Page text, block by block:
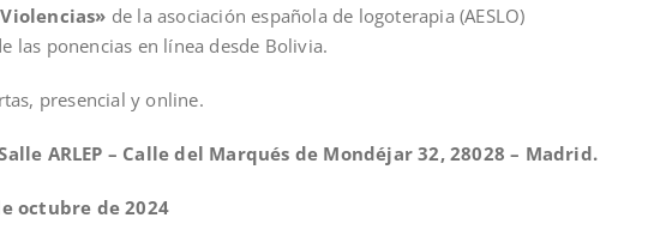
de la asociación española de logoterapia (AESLO)
las ponencias en línea desde Bolivia.
presencial y online.
ARLEP – Calle del Marqués de Mondéjar 32, 28028 – Madrid.
octubre de 2024